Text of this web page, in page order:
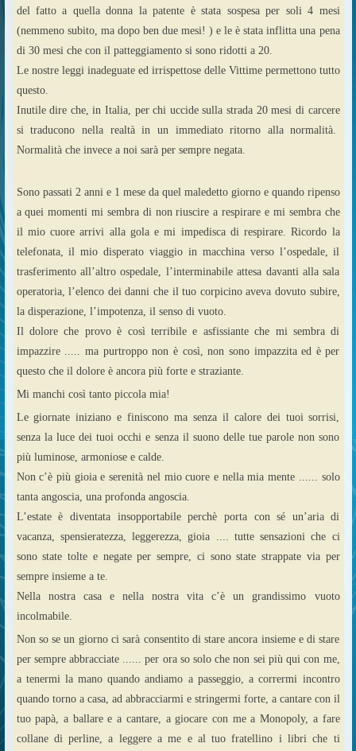
del fatto a quella donna la patente è stata sospesa per soli 4 mesi
(nemmeno subito, ma dopo ben due mesi! ) e le è stata inflitta una pena
di 30 mesi che con il patteggiamento si sono ridotti a 20.
Le nostre leggi inadeguate ed irrispettose delle Vittime permettono tutto
questo.
Inutile dire che, in Italia, per chi uccide sulla strada 20 mesi di carcere
si traducono nella realtà in un immediato ritorno alla normalità.
Normalità che invece a noi sarà per sempre negata.
Sono passati 2 anni e 1 mese da quel maledetto giorno e quando ripenso
a quei momenti mi sembra di non riuscire a respirare e mi sembra che
il mio cuore arrivi alla gola e mi impedisca di respirare. Ricordo la
telefonata, il mio disperato viaggio in macchina verso l’ospedale, il
trasferimento all’altro ospedale, l’interminabile attesa davanti alla sala
operatoria, l’elenco dei danni che il tuo corpicino aveva dovuto subire,
la disperazione, l’impotenza, il senso di vuoto.
Il dolore che provo è così terribile e asfissiante che mi sembra di
impazzire ..... ma purtroppo non è così, non sono impazzita ed è per
questo che il dolore è ancora più forte e straziante.
Mi manchi così tanto piccola mia!
Le giornate iniziano e finiscono ma senza il calore dei tuoi sorrisi,
senza la luce dei tuoi occhi e senza il suono delle tue parole non sono
più luminose, armoniose e calde.
Non c’è più gioia e serenità nel mio cuore e nella mia mente ...... solo
tanta angoscia, una profonda angoscia.
L’estate è diventata insopportabile perchè porta con sé un’aria di
vacanza, spensieratezza, leggerezza, gioia .... tutte sensazioni che ci
sono state tolte e negate per sempre, ci sono state strappate via per
sempre insieme a te.
Nella nostra casa e nella nostra vita c’è un grandissimo vuoto
incolmabile.
Non so se un giorno ci sarà consentito di stare ancora insieme e di stare
per sempre abbracciate ...... per ora so solo che non sei più qui con me,
a tenermi la mano quando andiamo a passeggio, a corrermi incontro
quando torno a casa, ad abbracciarmi e stringermi forte, a cantare con il
tuo papà, a ballare e a cantare, a giocare con me a Monopoly, a fare
collane di perline, a leggere a me e al tuo fratellino i libri che ti